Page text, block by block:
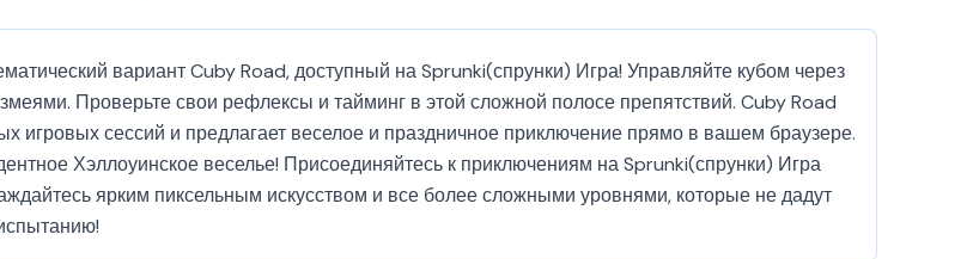
вариант Cuby Road, доступный на Sprunki(спрунки) Игра! Управляйте кубом через
Проверьте свои рефлексы и тайминг в этой сложной полосе препятствий. Cuby Road
игровых сессий и предлагает веселое и праздничное приключение прямо в вашем браузере.
Хэллоуинское веселье! Присоединяйтесь к приключениям на Sprunki(спрунки) Игра
ярким пиксельным искусством и все более сложными уровнями, которые не дадут